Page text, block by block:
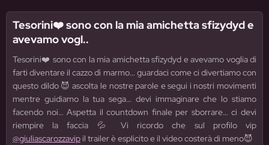
Tesorini❤️ sono con la mia amichetta sfizydyd e
avevamo vogl..
Tesorini❤️ sono con la mia amichetta sfizydyd e avevamo voglia di
farti diventare il cazzo dì marmo… guardaci come ci divertiamo con
questo dildo 😈 ascolta le nostre parole e segui i nostri movimenti
mentre guidiamo la tua sega… devi immaginare che lo stiamo
facendo noi… Aspetta il countdown finale per sborrare… ci devi
riempire la faccia 💦 Vi ricordo che sul profilo vip
@giuliascarozzavip il trailer è esplicito e il video costerà di meno😈